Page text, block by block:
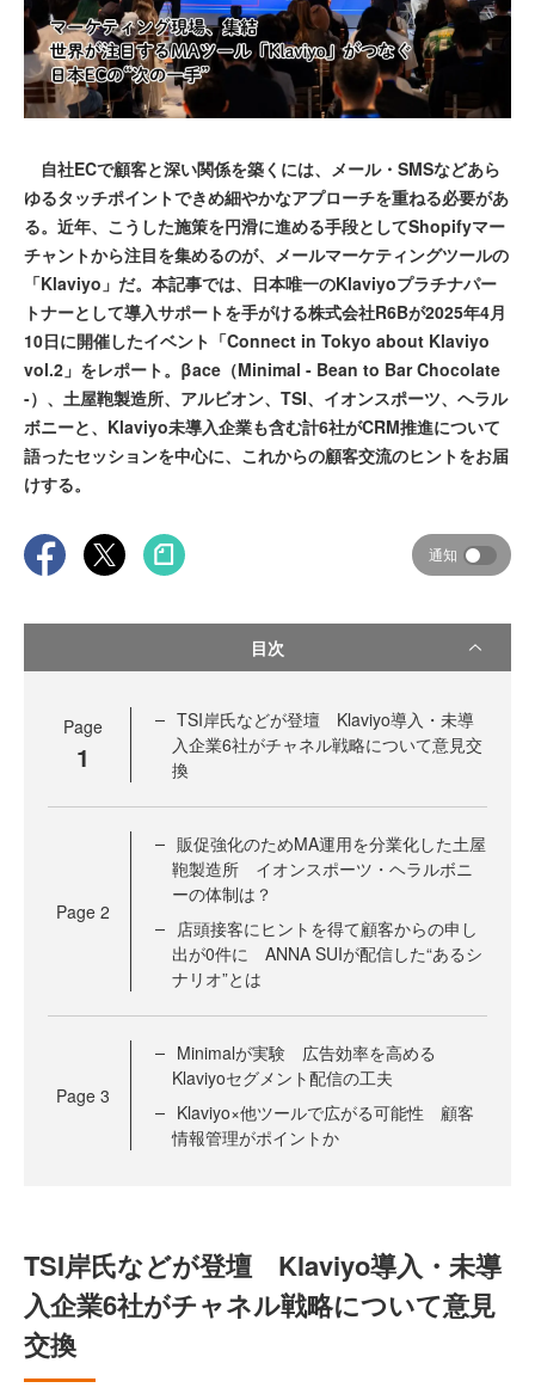
自社ECで顧客と深い関係を築くには、メール・SMSなどあら
ゆるタッチポイントできめ細やかなアプローチを重ねる必要があ
る。近年、こうした施策を円滑に進める手段としてShopifyマー
チャントから注目を集めるのが、メールマーケティングツールの
「Klaviyo」だ。本記事では、日本唯一のKlaviyoプラチナパー
トナーとして導入サポートを手がける株式会社R6Bが2025年4月
10日に開催したイベント「Connect in Tokyo about Klaviyo
vol.2」をレポート。βace（Minimal - Bean to Bar Chocolate
-）、土屋鞄製造所、アルビオン、TSI、イオンスポーツ、ヘラル
ボニーと、Klaviyo未導入企業も含む計6社がCRM推進について
語ったセッションを中心に、これからの顧客交流のヒントをお届
けする。
通知
目次
Page
1
TSI岸氏などが登壇 Klaviyo導入・未導
入企業6社がチャネル戦略について意見交
換
Page 2
販促強化のためMA運用を分業化した土屋
鞄製造所 イオンスポーツ・ヘラルボニ
ーの体制は？
店頭接客にヒントを得て顧客からの申し
出が0件に ANNA SUIが配信した“あるシ
ナリオ”とは
Page 3
Minimalが実験 広告効率を高める
Klaviyoセグメント配信の工夫
Klaviyo×他ツールで広がる可能性 顧客
情報管理がポイントか
TSI岸氏などが登壇 Klaviyo導入・未導
入企業6社がチャネル戦略について意見
交換